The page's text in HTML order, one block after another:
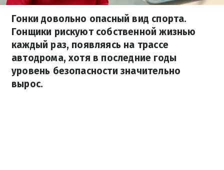
Гонки довольно опасный вид спорта.
Гонщики рискуют собственной жизнью
каждый раз, появляясь на трассе
автодрома, хотя в последние годы
уровень безопасности значительно
вырос.